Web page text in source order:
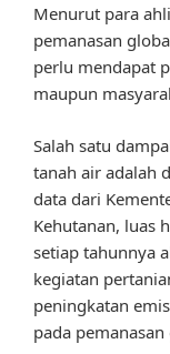
Menurut para
pemanasan
perlu mendapat
maupun
Salah satu
tanah air adalah
data dari
Kehutanan, luas
setiap tahunnya
kegiatan
peningkatan
pada